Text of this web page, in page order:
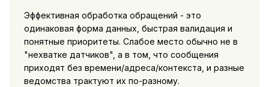
Эффективная обработка обращений - это
одинаковая форма данных, быстрая валидация и
понятные приоритеты. Слабое место обычно не в
"нехватке датчиков", а в том, что сообщения
приходят без времени/адреса/контекста, и разные
ведомства трактуют их по-разному.